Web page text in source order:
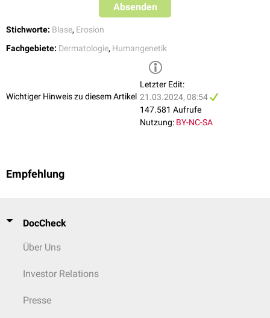
Absenden
Stichworte: Blase, Erosion
Fachgebiete: Dermatologie, Humangenetik
Wichtiger Hinweis zu diesem Artikel
Letzter Edit:
21.03.2024, 08:54
147.581 Aufrufe
Nutzung: BY-NC-SA
Empfehlung
DocCheck
Über Uns
Investor Relations
Presse